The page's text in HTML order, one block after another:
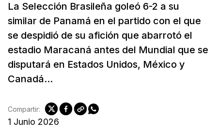
La Selección Brasileña goleó 6-2 a su
similar de Panamá en el partido con el que
se despidió de su afición que abarrotó el
estadio Maracaná antes del Mundial que se
disputará en Estados Unidos, México y
Canadá...
1 Junio 2026
Compartir: